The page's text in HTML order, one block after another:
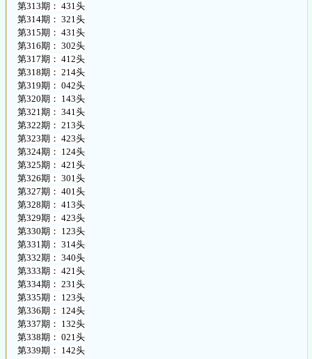
第313期： 431头
第314期： 321头
第315期： 431头
第316期： 302头
第317期： 412头
第318期： 214头
第319期： 042头
第320期： 143头
第321期： 341头
第322期： 213头
第323期： 423头
第324期： 124头
第325期： 421头
第326期： 301头
第327期： 401头
第328期： 413头
第329期： 423头
第330期： 123头
第331期： 314头
第332期： 340头
第333期： 421头
第334期： 231头
第335期： 123头
第336期： 124头
第337期： 132头
第338期： 021头
第339期： 142头